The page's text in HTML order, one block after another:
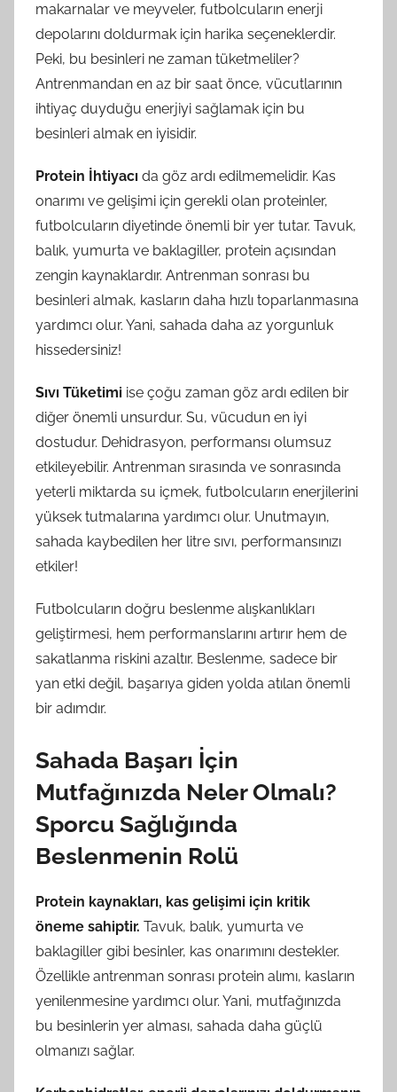
makarnalar ve meyveler, futbolcuların enerji
depolarını doldurmak için harika seçeneklerdir.
Peki, bu besinleri ne zaman tüketmeliler?
Antrenmandan en az bir saat önce, vücutlarının
ihtiyaç duyduğu enerjiyi sağlamak için bu
besinleri almak en iyisidir.
Protein İhtiyacı da göz ardı edilmemelidir. Kas
onarımı ve gelişimi için gerekli olan proteinler,
futbolcuların diyetinde önemli bir yer tutar. Tavuk,
balık, yumurta ve baklagiller, protein açısından
zengin kaynaklardır. Antrenman sonrası bu
besinleri almak, kasların daha hızlı toparlanmasına
yardımcı olur. Yani, sahada daha az yorgunluk
hissedersiniz!
Sıvı Tüketimi ise çoğu zaman göz ardı edilen bir
diğer önemli unsurdur. Su, vücudun en iyi
dostudur. Dehidrasyon, performansı olumsuz
etkileyebilir. Antrenman sırasında ve sonrasında
yeterli miktarda su içmek, futbolcuların enerjilerini
yüksek tutmalarına yardımcı olur. Unutmayın,
sahada kaybedilen her litre sıvı, performansınızı
etkiler!
Futbolcuların doğru beslenme alışkanlıkları
geliştirmesi, hem performanslarını artırır hem de
sakatlanma riskini azaltır. Beslenme, sadece bir
yan etki değil, başarıya giden yolda atılan önemli
bir adımdır.
Sahada Başarı İçin
Mutfağınızda Neler Olmalı?
Sporcu Sağlığında
Beslenmenin Rolü
Protein kaynakları, kas gelişimi için kritik
öneme sahiptir. Tavuk, balık, yumurta ve
baklagiller gibi besinler, kas onarımını destekler.
Özellikle antrenman sonrası protein alımı, kasların
yenilenmesine yardımcı olur. Yani, mutfağınızda
bu besinlerin yer alması, sahada daha güçlü
olmanızı sağlar.